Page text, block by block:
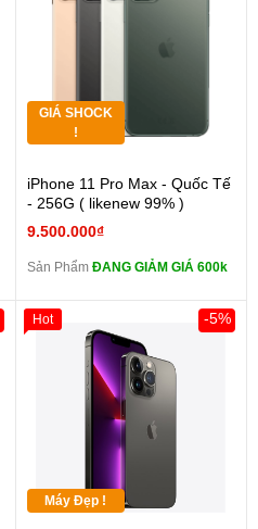
GIÁ SHOCK
!
iPhone 11 Pro Max - Quốc Tế
- 256G ( likenew 99% )
9.500.000₫
Sản Phẩm ĐANG GIẢM GIÁ 600k
Máy Đẹp !
-5%
Hot